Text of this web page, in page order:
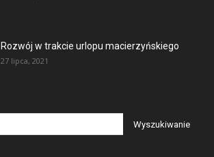
Rozwój w trakcie urlopu macierzyńskiego
27 lipca, 2021